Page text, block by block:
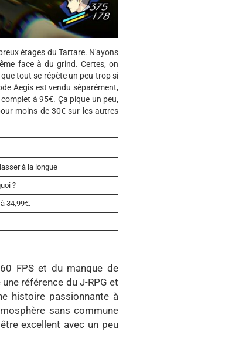
étages du Tartare. N'ayons
face à du grind. Certes, on
tout se répète un peu trop si
Aegis est vendu séparément,
à 95€. Ça pique un peu,
moins de 30€ sur les autres
à la longue
?
34,99€.
FPS et du manque de
référence du J-RPG et
histoire passionnante à
sans commune
excellent avec un peu